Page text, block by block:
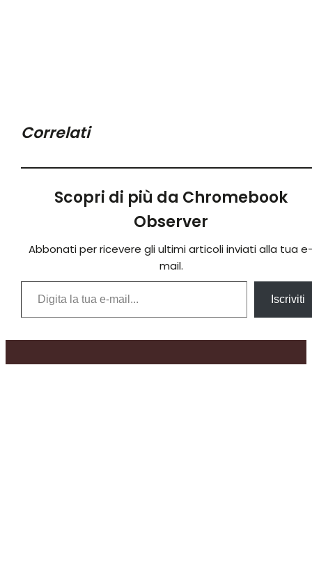
Correlati
Scopri di più da Chromebook
Observer
Abbonati per ricevere gli ultimi articoli inviati alla tua
mail.
Digita la tua e-mail...
Iscriviti